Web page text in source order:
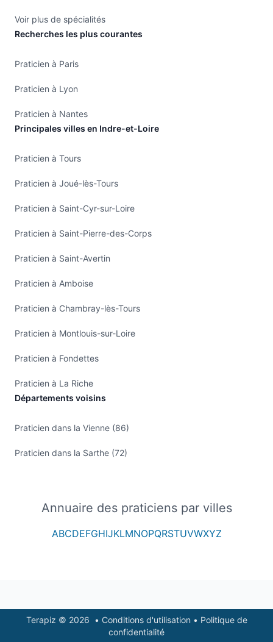
Voir plus de spécialités
Recherches les plus courantes
Praticien à Paris
Praticien à Lyon
Praticien à Nantes
Principales villes en Indre-et-Loire
Praticien à Tours
Praticien à Joué-lès-Tours
Praticien à Saint-Cyr-sur-Loire
Praticien à Saint-Pierre-des-Corps
Praticien à Saint-Avertin
Praticien à Amboise
Praticien à Chambray-lès-Tours
Praticien à Montlouis-sur-Loire
Praticien à Fondettes
Praticien à La Riche
Départements voisins
Praticien dans la Vienne (86)
Praticien dans la Sarthe (72)
Annuaire des praticiens par villes
ABCDEFGHIJKLMNOPQRSTUVWXYZ
FooterTerapiz © 2026 • Conditions d'utilisation • Politique de
confidentialité